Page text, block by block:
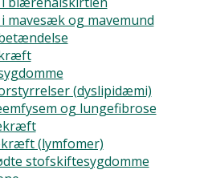
mavesæk og mavemund
(dyslipidæmi)
og lungefibrose
(lymfomer)
stofskiftesygdomme